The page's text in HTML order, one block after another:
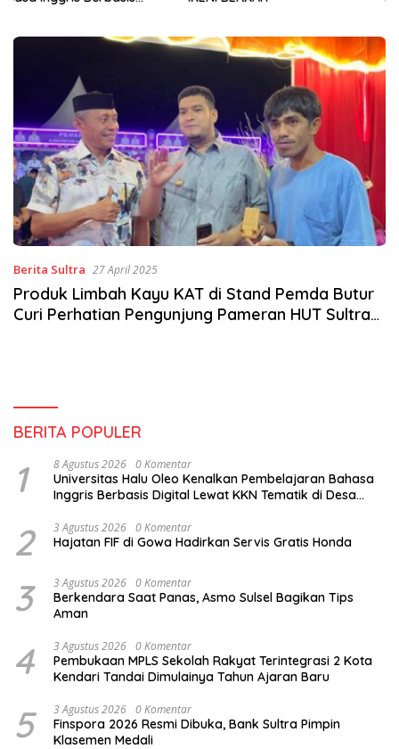
Berita Sultra 27 April 2025
Produk Limbah Kayu KAT di Stand Pemda Butur
Curi Perhatian Pengunjung Pameran HUT Sultra
BERITA POPULER
1 8 Agustus 2026 0 Komentar
Universitas Halu Oleo Kenalkan Pembelajaran Bahasa
Inggris Berbasis Digital Lewat KKN Tematik di Desa
2 3 Agustus 2026 0 Komentar
Hajatan FIF di Gowa Hadirkan Servis Gratis Honda
3 3 Agustus 2026 0 Komentar
Berkendara Saat Panas, Asmo Sulsel Bagikan Tips
Aman
4 3 Agustus 2026 0 Komentar
Pembukaan MPLS Sekolah Rakyat Terintegrasi 2 Kota
Kendari Tandai Dimulainya Tahun Ajaran Baru
5 3 Agustus 2026 0 Komentar
Finspora 2026 Resmi Dibuka, Bank Sultra Pimpin
Klasemen Medali